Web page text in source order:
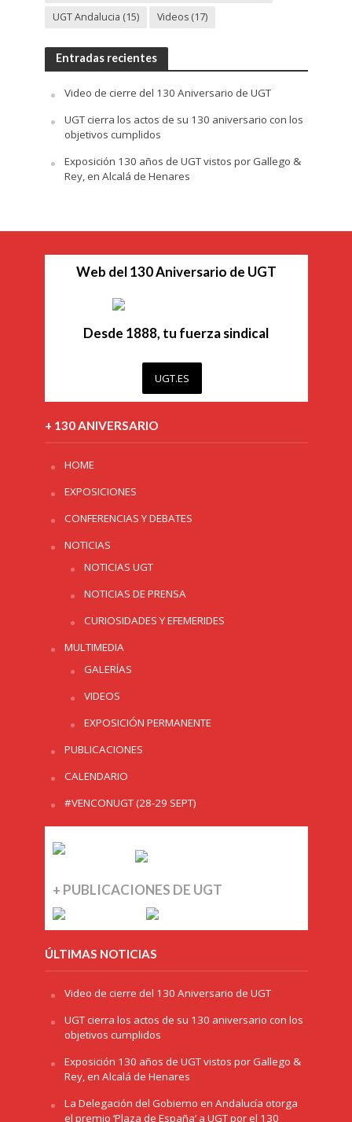
UGT Andalucia (15) Videos(17)
Entradas recientes
Video de cierre del 130 Aniversario de UGT
UGT cierra los actos de su 130 aniversario con los
objetivos cumplidos
Exposición 130 años de UGT vistos por Gallego &
Rey, en Alcalá de Henares
Web del 130 Aniversario de UGT
Desde 1888, tu fuerza sindical
UGT.ES
+ 130 ANIVERSARIO
HOME
EXPOSICIONES
CONFERENCIAS Y DEBATES
NOTICIAS
NOTICIAS UGT
NOTICIAS DE PRENSA
CURIOSIDADES Y EFEMERIDES
MULTIMEDIA
GALERÍAS
VIDEOS
EXPOSICIÓN PERMANENTE
PUBLICACIONES
CALENDARIO
#VENCONUGT (28-29 SEPT)
+ PUBLICACIONES DE UGT
ÚLTIMAS NOTICIAS
Video de cierre del 130 Aniversario de UGT
UGT cierra los actos de su 130 aniversario con los
objetivos cumplidos
Exposición 130 años de UGT vistos por Gallego &
Rey, en Alcalá de Henares
La Delegación del Gobierno en Andalucía otorga
el premio ‘Plaza de España’ a UGT por el 130